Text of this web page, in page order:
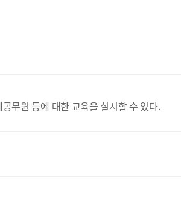
무원 등에 대한 교육을 실시할 수 있다.